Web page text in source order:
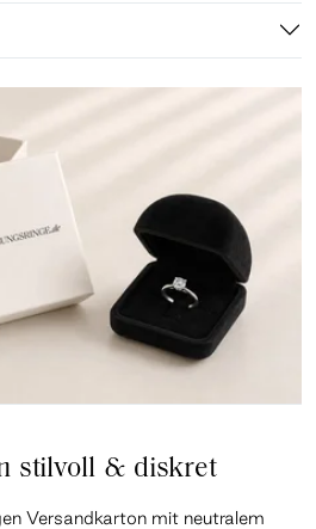
stilvoll & diskret
Versandkarton mit neutralem